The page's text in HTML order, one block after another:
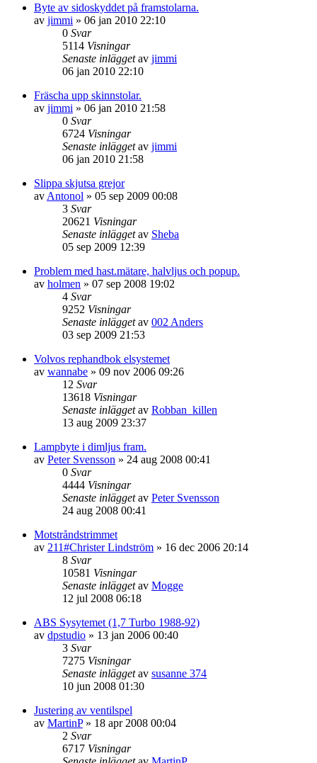
Byte av sidoskyddet på framstolarna.
av jimmi » 06 jan 2010 22:10
0 Svar
5114 Visningar
Senaste inläggetav jimmi
06 jan 2010 22:10
Fräscha upp skinnstolar.
av jimmi » 06 jan 2010 21:58
0 Svar
6724 Visningar
Senaste inläggetav jimmi
06 jan 2010 21:58
Slippa skjutsa grejor
av Antonol » 05 sep 2009 00:08
3 Svar
20621 Visningar
Senaste inläggetav Sheba
05 sep 2009 12:39
Problem med hast.mätare, halvljus och popup.
av holmen » 07 sep 2008 19:02
4 Svar
9252 Visningar
Senaste inläggetav 002 Anders
03 sep 2009 21:53
Volvos rephandbok elsystemet
av wannabe » 09 nov 2006 09:26
12 Svar
13618 Visningar
Senaste inläggetav Robban_killen
13 aug 2009 23:37
Lampbyte i dimljus fram.
av Peter Svensson » 24 aug 2008 00:41
0 Svar
4444 Visningar
Senaste inläggetav Peter Svensson
24 aug 2008 00:41
Motstråndstrimmet
av 211#Christer Lindström » 16 dec 2006 20:14
8 Svar
10581 Visningar
Senaste inläggetav Mogge
12 jul 2008 06:18
ABS Sysytemet (1,7 Turbo 1988-92)
av dpstudio » 13 jan 2006 00:40
3 Svar
7275 Visningar
Senaste inläggetav susanne 374
10 jun 2008 01:30
Justering av ventilspel
av MartinP» 18 apr 2008 00:04
2 Svar
6717 Visningar